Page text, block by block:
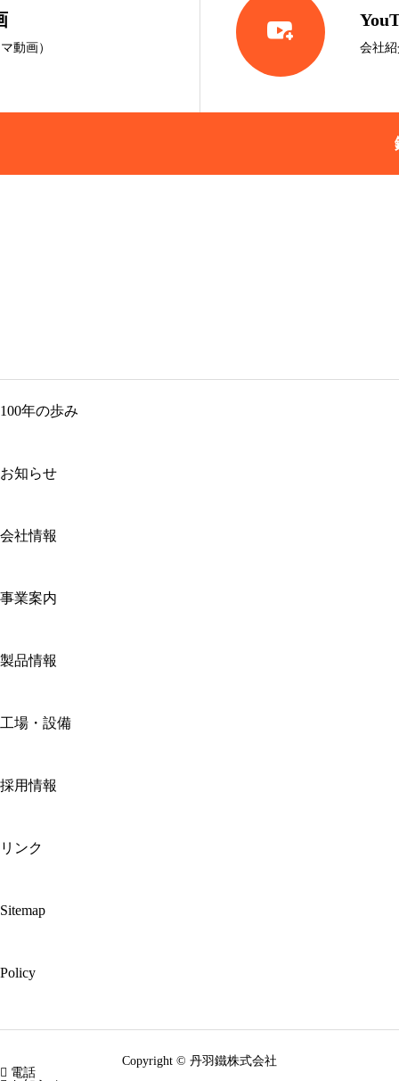
動画）  会社
100年の歩み
お知らせ
会社情報
事業案内
製品情報
工場・設備
採用情報
リンク
Sitemap
Policy
Copyright © 丹羽鐵株式会社
 電話